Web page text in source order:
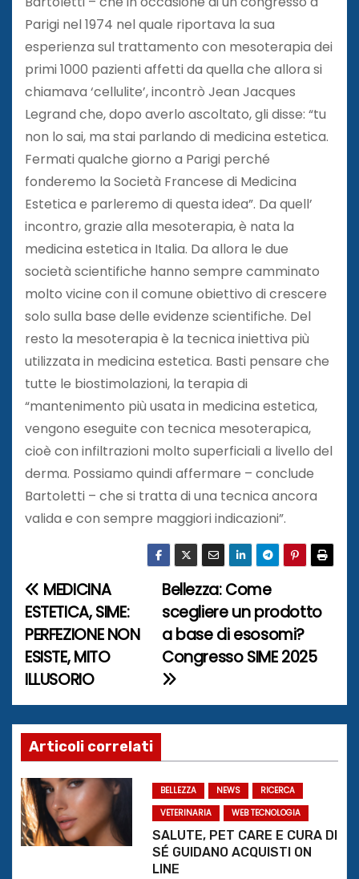
Parigi nel 1974 nel quale riportava la sua
esperienza sul trattamento con mesoterapia dei
primi 1000 pazienti affetti da quella che allora si
chiamava ‘cellulite’, incontrò Jean Jacques
Legrand che, dopo averlo ascoltato, gli disse: “tu
non lo sai, ma stai parlando di medicina estetica.
Fermati qualche giorno a Parigi perché
fonderemo la Società Francese di Medicina
Estetica e parleremo di questa idea”. Da quell’
incontro, grazie alla mesoterapia, è nata la
medicina estetica in Italia. Da allora le due
società scientifiche hanno sempre camminato
molto vicine con il comune obiettivo di crescere
solo sulla base delle evidenze scientifiche. Del
resto la mesoterapia è la tecnica iniettiva più
utilizzata in medicina estetica. Basti pensare che
tutte le biostimolazioni, la terapia di
“mantenimento più usata in medicina estetica,
vengono eseguite con tecnica mesoterapica,
cioè con infiltrazioni molto superficiali a livello del
derma. Possiamo quindi affermare – conclude
Bartoletti – che si tratta di una tecnica ancora
valida e con sempre maggiori indicazioni”.
N
a
v
i
g
a
z
i
Bellezza: Come
scegliere un prodotto
a base di esosomi?
Congresso SIME 2025
MEDICINA
ESTETICA, SIME:
PERFEZIONE NON
ESISTE, MITO
ILLUSORIO
Articoli correlati
BELLEZZA NEWS
RICERCA
VETERINARIA
WEB TECNOLOGIA
SALUTE, PET CARE E CURA DI
SÉ GUIDANO ACQUISTI ON
LINE